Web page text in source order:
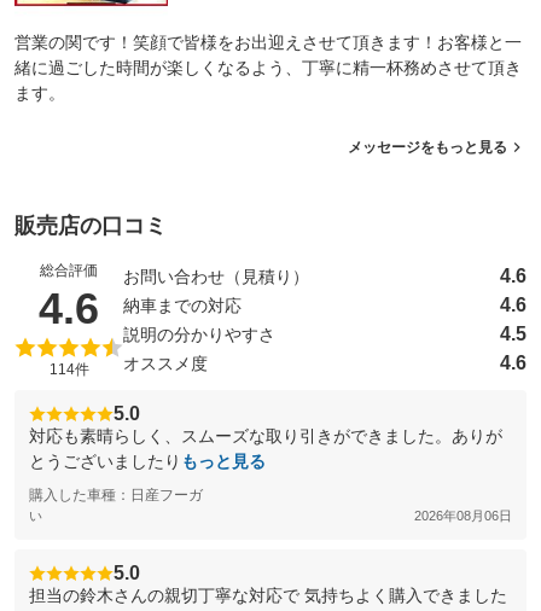
営業の関です！笑顔で皆様をお出迎えさせて頂きます！お客様と一
緒に過ごした時間が楽しくなるよう、丁寧に精一杯務めさせて頂き
ます。
メッセージをもっと見る
販売店の口コミ
総合評価
4.6 （5点満点中）
114件
お問い合わせ（見積り） 4.6
納車までの対応 4.6
説明の分かりやすさ 4.5
オススメ度 4.6
5.0
対応も素晴らしく、スムーズな取り引きができました。ありが
とうございましたり もっと見る
購入した車種：日産フーガ
い 2026年08月06日
5.0
担当の鈴木さんの親切丁寧な対応で 気持ちよく購入できました